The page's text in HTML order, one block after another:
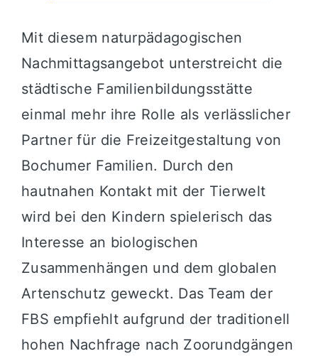
Mit diesem naturpädagogischen
Nachmittagsangebot unterstreicht die
städtische Familienbildungsstätte
einmal mehr ihre Rolle als verlässlicher
Partner für die Freizeitgestaltung von
Bochumer Familien. Durch den
hautnahen Kontakt mit der Tierwelt
wird bei den Kindern spielerisch das
Interesse an biologischen
Zusammenhängen und dem globalen
Artenschutz geweckt. Das Team der
FBS empfiehlt aufgrund der traditionell
hohen Nachfrage nach Zoorundgängen